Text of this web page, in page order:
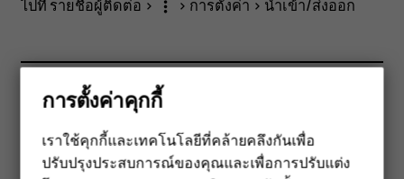
หรือ
SIM
มา
ไปที่ รายชื่อผู้ติดต่อ > more_vert > การตั้งค่า > นำเข้า/ส่งออก
ข้อมูลนี้มีประโยชน์กับคุณหรือไม่
ใช่ ไม่
การตั้งค่าคุกกี้
เราใช้คุกกี้และเทคโนโลยีที่คล้ายคลึงกันเพื่อ
ปรับปรุงประสบการณ์ของคุณและเพื่อการปรับแต่ง